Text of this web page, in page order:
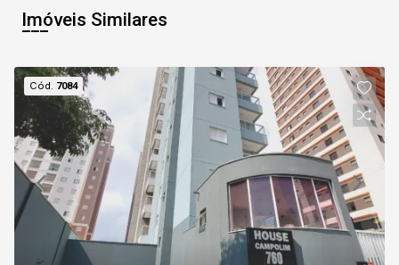
Imóveis Similares
Cód. 7084